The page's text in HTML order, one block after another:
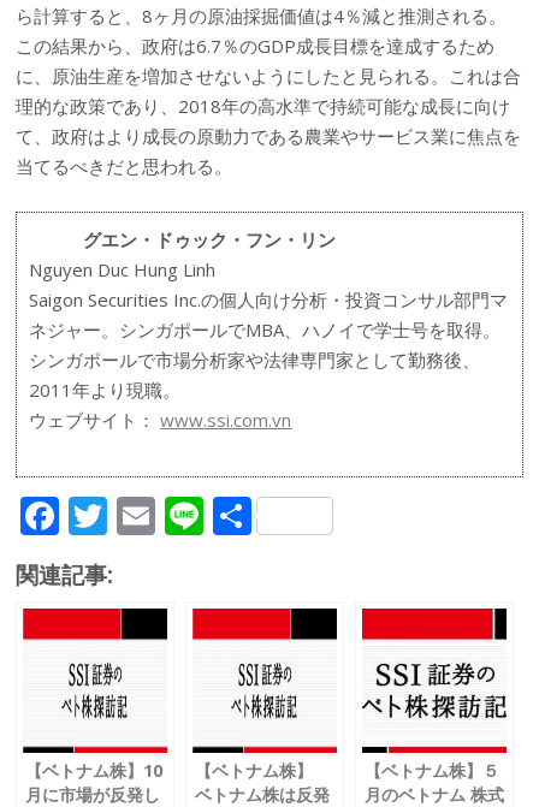
ら計算すると、8ヶ月の原油採掘価値は4％減と推測される。
この結果から、政府は6.7％のGDP成長目標を達成するため
に、原油生産を増加させないようにしたと見られる。これは合
理的な政策であり、2018年の高水準で持続可能な成長に向け
て、政府はより成長の原動力である農業やサービス業に焦点を
当てるべきだと思われる。
グエン・ドゥック・フン・リン
Nguyen Duc Hung Linh
Saigon Securities Inc.の個人向け分析・投資コンサル部門マ
ネジャー。シンガポールでMBA、ハノイで学士号を取得。
シンガポールで市場分析家や法律専門家として勤務後、
2011年より現職。
ウェブサイト：www.ssi.com.vn
F
ac
e
b
o
o
k
T
itt
er
E
l
Li 共
関連記事:
【ベトナム株】10
月に市場が反発し
【ベトナム株】
ベトナム株は反発
【ベトナム株】５
月のベトナム 株式